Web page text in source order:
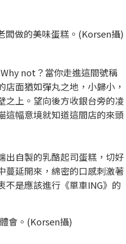
闆做的美味蛋糕。(Korsen攝)
not？當你走進這間號稱
面猶如彈丸之地，小歸小，
之上。望向後方收銀台旁的凌
這幅意境就知道這間店的來頭
出自製的乳酪起司蛋糕，切好
蔓延開來，綿密的口感刺激著
是應該進行《單車ING》的
會。(Korsen攝)